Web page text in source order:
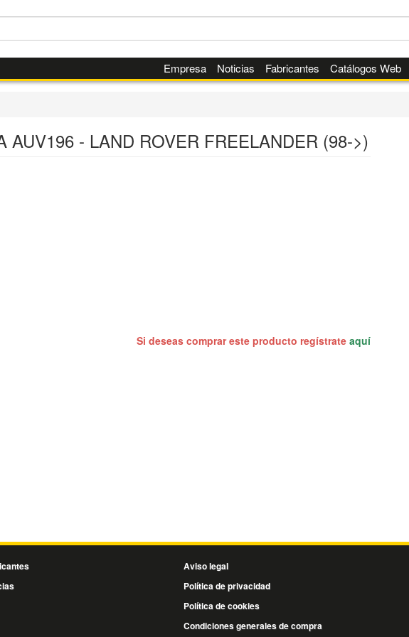
Empresa Noticias Fabricantes Catálogos Web
AUV196 - LAND ROVER FREELANDER (98->)
Si deseas comprar este producto regístrate aquí
Aviso legal
Política de privacidad
Política de cookies
Condiciones generales de compra